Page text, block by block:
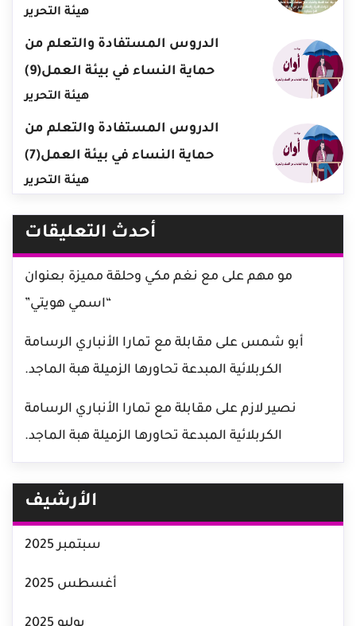
هيئة التحرير
الدروس المستفادة والتعلم من
حماية النساء في بيئة العمل(9)
هيئة التحرير
الدروس المستفادة والتعلم من
حماية النساء في بيئة العمل(7)
هيئة التحرير
أحدث التعليقات
مو مهم على مع نغم مكي وحلقة مميزة بعنوان
“اسمي هويتي”
أبو شمس على مقابلة مع تمارا الأنباري الرسامة
الكربلائية المبدعة تحاورها الزميلة هبة الماجد.
نصير لازم على مقابلة مع تمارا الأنباري الرسامة
الكربلائية المبدعة تحاورها الزميلة هبة الماجد.
الأرشيف
سبتمبر 2025
أغسطس 2025